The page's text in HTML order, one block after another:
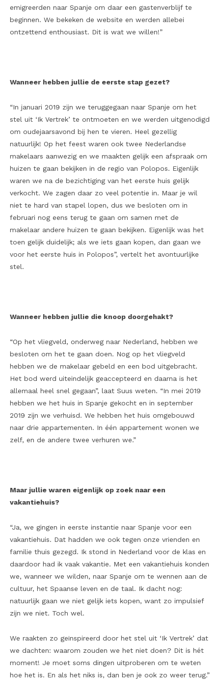
emigreerden naar Spanje om daar een gastenverblijf te
beginnen. We bekeken de website en werden allebei
ontzettend enthousiast. Dit is wat we willen!”
Wanneer hebben jullie de eerste stap gezet?
“In januari 2019 zijn we teruggegaan naar Spanje om het
stel uit ‘Ik Vertrek’ te ontmoeten en we werden uitgenodigd
om oudejaarsavond bij hen te vieren. Heel gezellig
natuurlijk! Op het feest waren ook twee Nederlandse
makelaars aanwezig en we maakten gelijk een afspraak om
huizen te gaan bekijken in de regio van Polopos. Eigenlijk
waren we na de bezichtiging van het eerste huis gelijk
verkocht. We zagen daar zo veel potentie in. Maar je wil
niet te hard van stapel lopen, dus we besloten om in
februari nog eens terug te gaan om samen met de
makelaar andere huizen te gaan bekijken. Eigenlijk was het
toen gelijk duidelijk; als we iets gaan kopen, dan gaan we
voor het eerste huis in Polopos”, vertelt het avontuurlijke
stel.
Wanneer hebben jullie die knoop doorgehakt?
“Op het vliegveld, onderweg naar Nederland, hebben we
besloten om het te gaan doen. Nog op het vliegveld
hebben we de makelaar gebeld en een bod uitgebracht.
Het bod werd uiteindelijk geaccepteerd en daarna is het
allemaal heel snel gegaan”, laat Suus weten. “In mei 2019
hebben we het huis in Spanje gekocht en in september
2019 zijn we verhuisd. We hebben het huis omgebouwd
naar drie appartementen. In één appartement wonen we
zelf, en de andere twee verhuren we.”
Maar jullie waren eigenlijk op zoek naar een
vakantiehuis?
“Ja, we gingen in eerste instantie naar Spanje voor een
vakantiehuis. Dat hadden we ook tegen onze vrienden en
familie thuis gezegd. Ik stond in Nederland voor de klas en
daardoor had ik vaak vakantie. Met een vakantiehuis konden
we, wanneer we wilden, naar Spanje om te wennen aan de
cultuur, het Spaanse leven en de taal. Ik dacht nog:
natuurlijk gaan we niet gelijk iets kopen, want zo impulsief
zijn we niet. Toch wel.
We raakten zo geïnspireerd door het stel uit ‘Ik Vertrek’ dat
we dachten: waarom zouden we het niet doen? Dit is hét
moment! Je moet soms dingen uitproberen om te weten
hoe het is. En als het niks is, dan ben je ook zo weer terug.”